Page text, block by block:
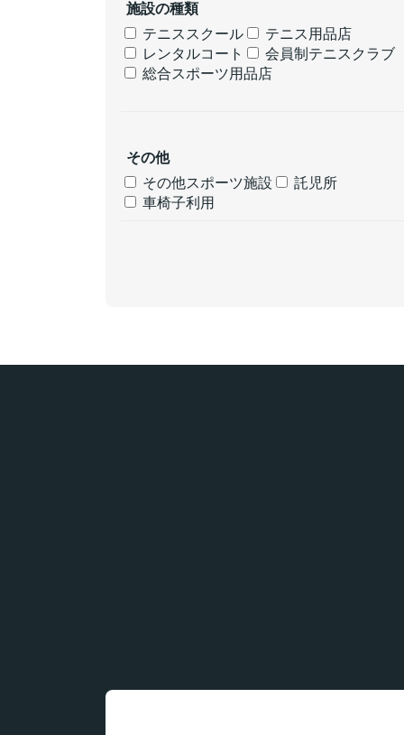
施設の種類
テニススクール
テニス用品店
レンタルコート
会員制テニスクラブ
総合スポーツ用品店
その他
その他スポーツ施設
託児所
車椅子利用